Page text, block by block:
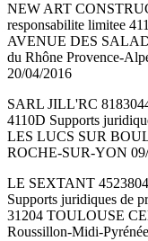
NEW ART
responsabilite limitee
AVENUE DES
du Rhône Provence-
20/04/2016
SARL JILL'RC
4110D Supports
LES LUCS SUR
ROCHE-SUR-YON
LE SEXTANT
Supports juridiques de
31204 TOULOUSE
Roussillon-Midi-